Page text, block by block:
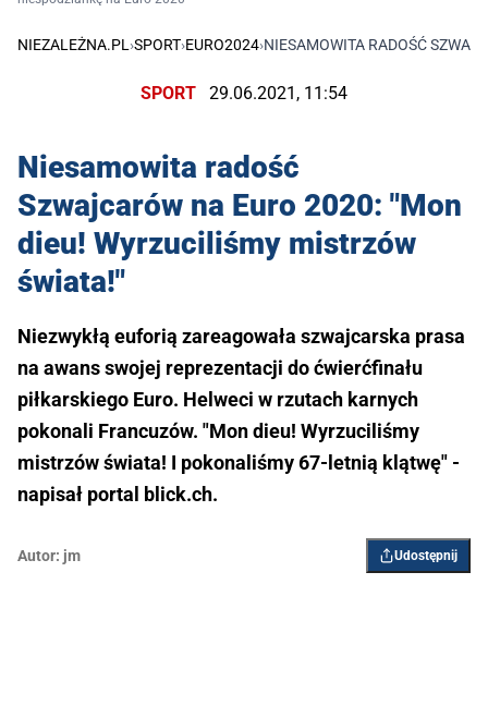
NIEZALEŻNA.PL›SPORT›EURO2024›NIESAMOWITA RADOŚĆ
SPORT 29.06.2021, 11:54
Niesamowita radość
Szwajcarów na Euro 2020: "Mon
dieu! Wyrzuciliśmy mistrzów
świata!"
Niezwykłą euforią zareagowała szwajcarska prasa
na awans swojej reprezentacji do ćwierćfinału
piłkarskiego Euro. Helweci w rzutach karnych
pokonali Francuzów. "Mon dieu! Wyrzuciliśmy
mistrzów świata! I pokonaliśmy 67-letnią klątwę" -
napisał portal blick.ch.
Autor: jm Udostępnij